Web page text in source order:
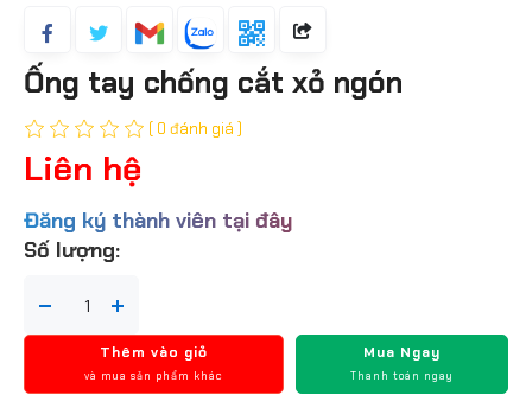
Ống tay chống cắt xỏ ngón
( 0 đánh giá )
Liên hệ
Đăng ký thành viên tại đây
Số lượng:
Thêm vào giỏ
và mua sản phẩm khác
Mua Ngay
Thanh toán ngay